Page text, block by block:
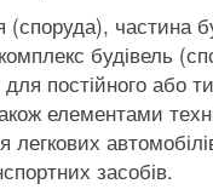
(споруда), частина
будівель
постійного або
елементами
легкових
засобів.